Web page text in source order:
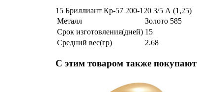
15 Бриллиант Кр-57 200-120 3/5 А (1,25)
Металл
Золото 585
Срок изготовления(дней) 15
Средний вес(гр)
2.68
С этим товаром также покупают